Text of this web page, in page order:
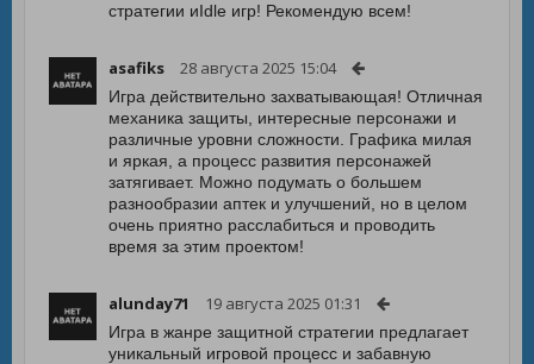
стратегии иIdle игр! Рекомендую всем!
asafiks 28 августа 2025 15:04
Игра действительно захватывающая! Отличная
механика защиты, интересные персонажи и
различные уровни сложности. Графика милая
и яркая, а процесс развития персонажей
затягивает. Можно подумать о большем
разнообразии аптек и улучшений, но в целом
очень приятно расслабиться и проводить
время за этим проектом!
alunday71 19 августа 2025 01:31
Игра в жанре защитной стратегии предлагает
уникальный игровой процесс и забавную